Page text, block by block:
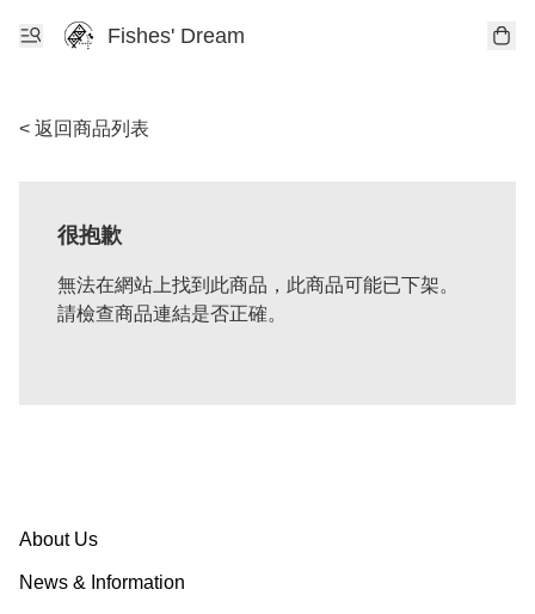
Fishes' Dream
< 返回商品列表
很抱歉
無法在網站上找到此商品，此商品可能已下架。
請檢查商品連結是否正確。
About Us
News & Information